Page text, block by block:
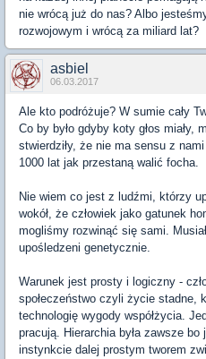
nie wrócą już do nas? Albo
rozwojowym i wrócą za miliard lat?
asbiel
06.03.2017
Ale kto podróżuje? W sumie cały
Co by było gdyby koty głos miały,
stwierdziły, że nie ma sensu z
1000 lat jak przestaną walić focha.
Nie wiem co jest z ludźmi, którzy
wokół, że człowiek jako gatunek
mogliśmy rozwinąć się sami.
upośledzeni genetycznie.
Warunek jest prosty i logiczny -
społeczeństwo czyli życie stadne,
technologię wygody współżycia.
pracują. Hierarchia była zawsze
instynkcie dalej prostym tworem